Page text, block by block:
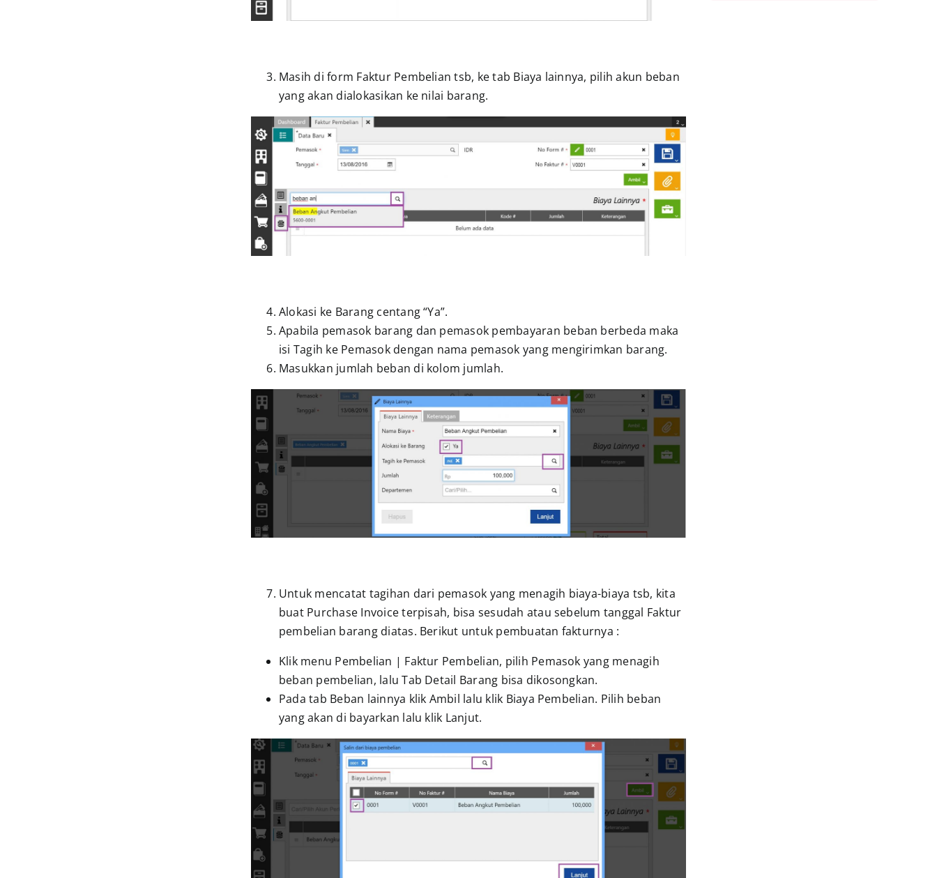
Masih di form Faktur Pembelian tsb, ke tab Biaya lainnya, pilih akun beban
yang akan dialokasikan ke nilai barang.
Alokasi ke Barang centang “Ya”.
Apabila pemasok barang dan pemasok pembayaran beban berbeda maka
isi Tagih ke Pemasok dengan nama pemasok yang mengirimkan barang.
Masukkan jumlah beban di kolom jumlah.
Untuk mencatat tagihan dari pemasok yang menagih biaya-biaya tsb, kita
buat Purchase Invoice terpisah, bisa sesudah atau sebelum tanggal Faktur
pembelian barang diatas. Berikut untuk pembuatan fakturnya :
Klik menu Pembelian | Faktur Pembelian, pilih Pemasok yang menagih
beban pembelian, lalu Tab Detail Barang bisa dikosongkan.
Pada tab Beban lainnya klik Ambil lalu klik Biaya Pembelian. Pilih beban
yang akan di bayarkan lalu klik Lanjut.